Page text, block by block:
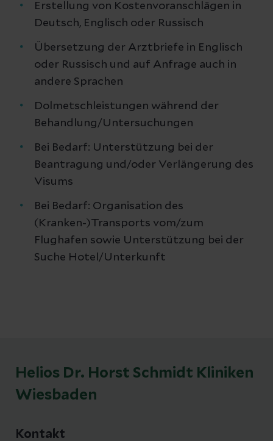
Erstellung von Kostenvoranschlägen in
Deutsch, Englisch oder Russisch
Übersetzung der Arztbriefe in Englisch
oder Russisch und auf Anfrage auch in
andere Sprachen
Dolmetschleistungen während der
Behandlung/Untersuchungen
Bei Bedarf: Unterstützung bei der
Beantragung und/oder Verlängerung des
Visums
Bei Bedarf: Organisation des
(Kranken-)Transports vom/zum
Flughafen sowie Unterstützung bei der
Suche Hotel/Unterkunft
Helios Dr. Horst Schmidt Kliniken
Wiesbaden
Kontakt